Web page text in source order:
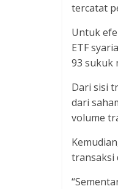
tercatat
Untuk
ETF
93 sukuk
Dari sisi
dari
volume
transaksi